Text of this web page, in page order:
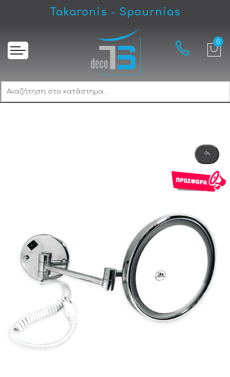
Takaronis - Spournias
Gloria Muro 138106 Καθρέπτης Φωτιζόμενος LED